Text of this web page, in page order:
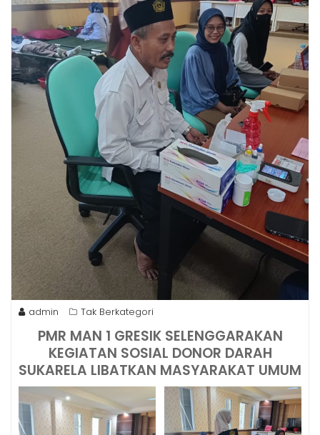
admin Tak Berkategori
PMR MAN 1 GRESIK SELENGGARAKAN
KEGIATAN SOSIAL DONOR DARAH
SUKARELA LIBATKAN MASYARAKAT UMUM